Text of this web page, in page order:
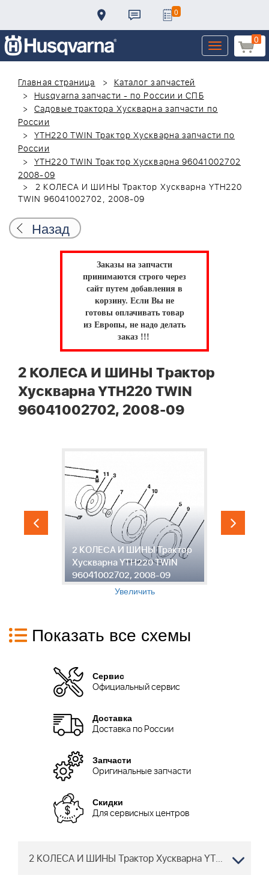
0
0
Toggle
navigation
Главная страница
Каталог запчастей
Husqvarna запчасти - по России и СПБ
Садовые трактора Хускварна запчасти по
России
YTH220 TWIN Трактор Хускварна запчасти по
России
YTH220 TWIN Трактор Хускварна 96041002702
2008-09
2 КОЛЕСА И ШИНЫ Трактор Хускварна YTH220
TWIN 96041002702, 2008-09
Назад
Заказы на запчасти
принимаются строго через
сайт путем добавления в
корзину. Если Вы не
готовы оплачивать товар
из Европы, не надо делать
заказ !!!
2 КОЛЕСА И ШИНЫ Трактор
Хускварна YTH220 TWIN
96041002702, 2008-09
2 КОЛЕСА И ШИНЫ Трактор
Хускварна YTH220 TWIN
96041002702, 2008-09
Увеличить
Показать все схемы
Сервис
Официальный сервис
Доставка
Доставка по России
Запчасти
Оригинальные запчасти
Скидки
Для сервисных центров
2 КОЛЕСА И ШИНЫ Трактор Хускварна YTH220 TWIN 96041002702, 2008-09